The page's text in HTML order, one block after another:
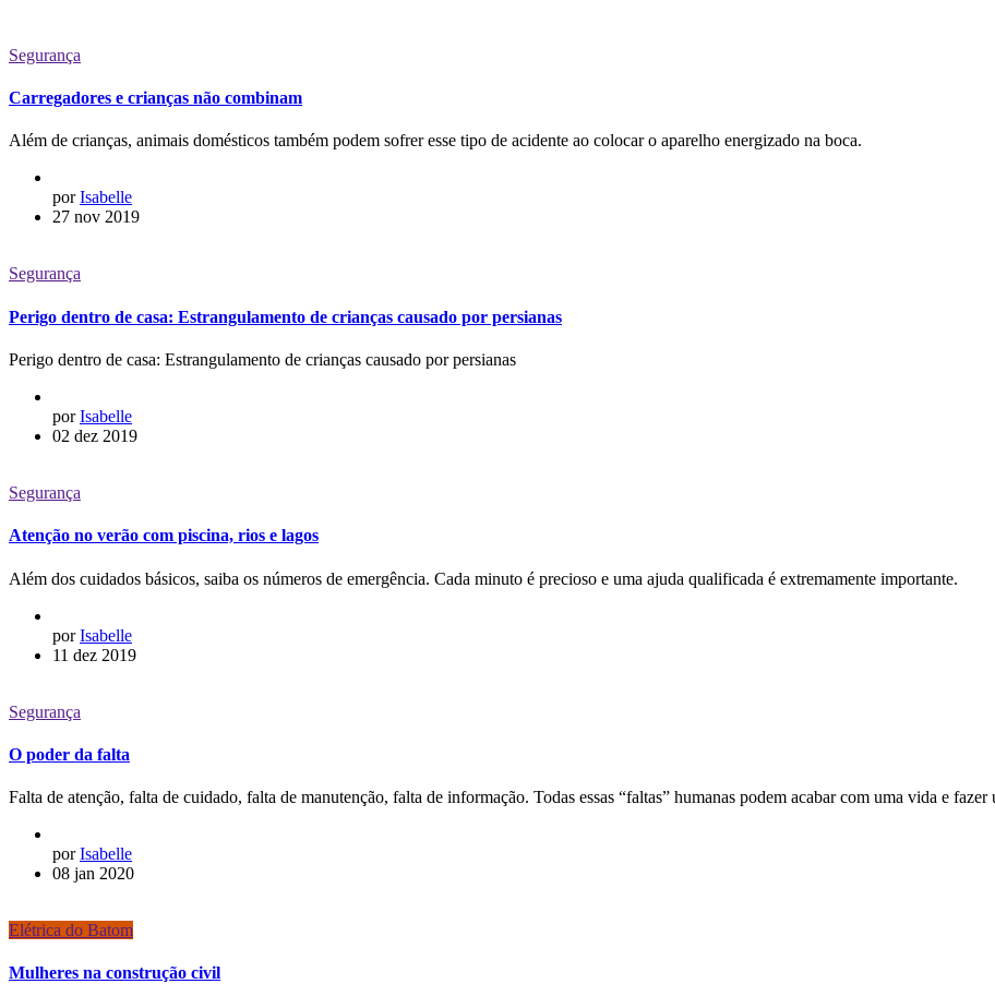
Segurança
Carregadores e crianças não combinam
Além de crianças, animais domésticos também podem sofrer esse tipo de acidente ao colocar o aparelho energizado na boca.
porIsabelle
27 nov 2019
Segurança
Perigo dentro de casa: Estrangulamento de crianças causado por persianas
Perigo dentro de casa: Estrangulamento de crianças causado por persianas
porIsabelle
02 dez 2019
Segurança
Atenção no verão com piscina, rios e lagos
Além dos cuidados básicos, saiba os números de emergência. Cada minuto é precioso e uma ajuda qualificada é extremamente importante.
porIsabelle
11 dez 2019
Segurança
O poder da falta
Falta de atenção, falta de cuidado, falta de manutenção, falta de informação. Todas essas “faltas” humanas podem acabar com uma vida e fazer
porIsabelle
08 jan 2020
Elétrica do Batom
Mulheres na construção civil